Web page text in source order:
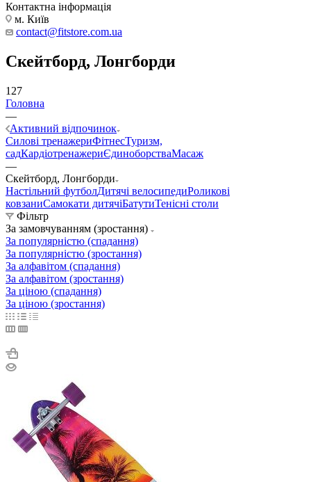
Контактна інформація
м. Київ
contact@fitstore.com.ua
Скейтборд, Лонгборди
127
Головна
—
Активний відпочинок
Силові тренажериФітнесТуризм,
садКардіотренажериЄдиноборстваМасаж
—
Скейтборд, Лонгборди
Настільний футболДитячі велосипедиРоликові
ковзаниСамокати дитячіБатутиТенісні столи
Фільтр
За замовчуванням (зростання)
За популярністю (спадання)
За популярністю (зростання)
За алфавітом (спадання)
За алфавітом (зростання)
За ціною (спадання)
За ціною (зростання)